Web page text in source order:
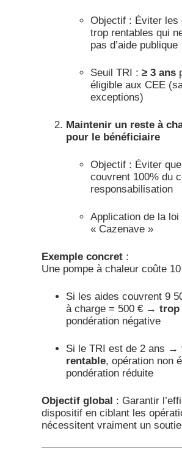
Objectif : Éviter les
trop rentables qui
pas d’aide publique
Seuil TRI : ≥ 3 ans
éligible aux CEE
exceptions)​
Maintenir un reste à
pour le bénéficiaire
Objectif : Éviter
couvrent 100% du
responsabilisation
Application de la loi
« Cazenave »​
Exemple concret :
Une pompe à chaleur coûte
Si les aides couvrent 9
à charge = 500 € → trop
pondération négative
Si le TRI est de 2 ans →
rentable, opération non
pondération réduite
Objectif global : Garantir
dispositif en ciblant les
nécessitent vraiment un